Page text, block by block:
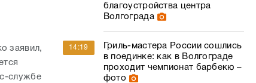
заявил,
службе
благоустройства центра
Волгограда
14:19
Гриль-мастера России сошлись
в поединке: как в Волгограде
проходит чемпионат барбекю –
фото